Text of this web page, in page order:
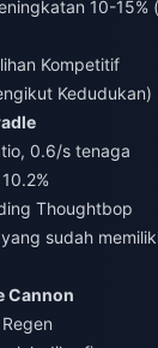
10-15%
Kompetitif
Kedudukan)
0.6/s tenaga
Thoughtbop
sudah
Cannon